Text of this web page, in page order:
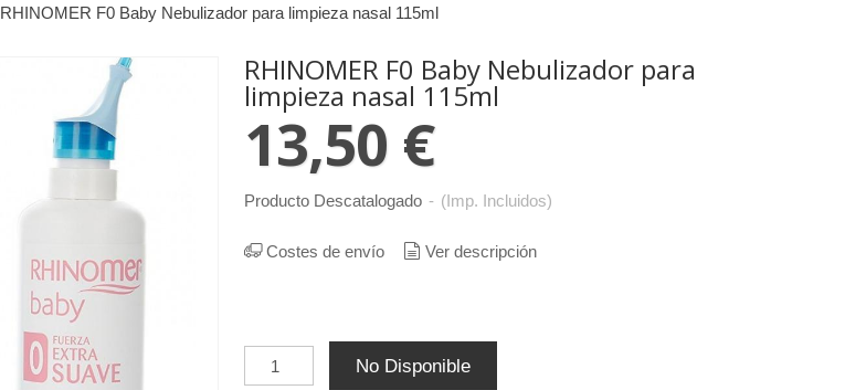
RHINOMER F0 Baby Nebulizador para limpieza nasal 115ml
RHINOMER F0 Baby Nebulizador para
limpieza nasal 115ml
13,50 €
Producto Descatalogado - (Imp. Incluidos)
Costes de envío Ver descripción
No Disponible